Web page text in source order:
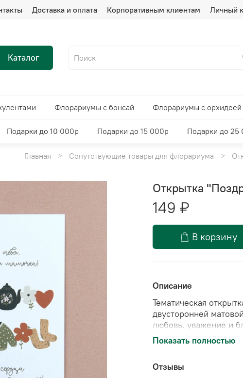
Доставка и оплата Корпоративным клиентам Личный
Каталог
Флорариумы с бонсай Флорариумы с орхидеей
Подарки до 10 000р Подарки до 15 000р Подарки до 25
Главная Сопутствующие товары для флорариума
Открытка
149 ₽
В корзину
Описание
Тематическая
двусторонней
любовь, уважение и
жизни.
Показать полностью
Отзывы